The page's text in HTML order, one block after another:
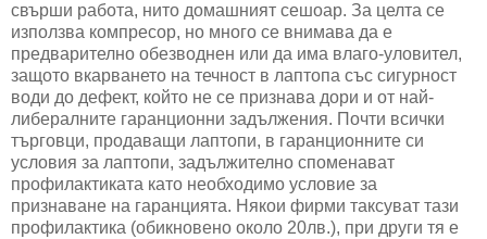
свърши работа, нито домашният сешоар. За целта се
използва компресор, но много се внимава да е
предварително обезводнен или да има влаго-уловител,
защото вкарването на течност в лаптопа със сигурност
води до дефект, който не се признава дори и от най-
либералните гаранционни задължения. Почти всички
търговци, продаващи лаптопи, в гаранционните си
условия за лаптопи, задължително споменават
профилактиката като необходимо условие за
признаване на гаранцията. Някои фирми таксуват тази
профилактика (обикновено около 20лв.), при други тя е